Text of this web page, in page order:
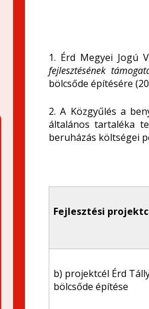
1. Érd Megyei Jogú
fejlesztésének
bölcsőde építésére
2. A Közgyűlés a
általános tartaléka
beruházás költségei
Fejlesztési
b) projektcél Érd
bölcsőde építése